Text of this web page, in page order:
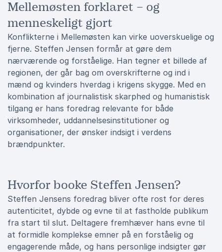
Mellemøsten forklaret – og
menneskeligt gjort
Konflikterne i Mellemøsten kan virke uoverskuelige og
fjerne. Steffen Jensen formår at gøre dem
nærværende og forståelige. Han tegner et billede af
regionen, der går bag om overskrifterne og ind i
mænd og kvinders hverdag i krigens skygge. Med en
kombination af journalistisk skarphed og humanistisk
tilgang er hans foredrag relevante for både
virksomheder, uddannelsesinstitutioner og
organisationer, der ønsker indsigt i verdens
brændpunkter.
Hvorfor booke Steffen Jensen?
Steffen Jensens foredrag bliver ofte rost for deres
autenticitet, dybde og evne til at fastholde publikum
fra start til slut. Deltagere fremhæver hans evne til
at formidle komplekse emner på en forståelig og
engagerende måde, og hans personlige indsigter gør